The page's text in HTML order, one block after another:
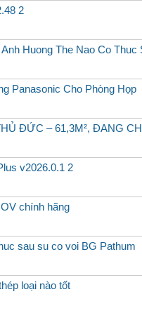
2
Huong The Nao Co Thuc
Panasonic Cho Phòng Họp
ĐỨC – 61,3M², ĐANG
v2026.0.1 2
chính hãng
sau su co voi BG Pathum
loại nào tốt